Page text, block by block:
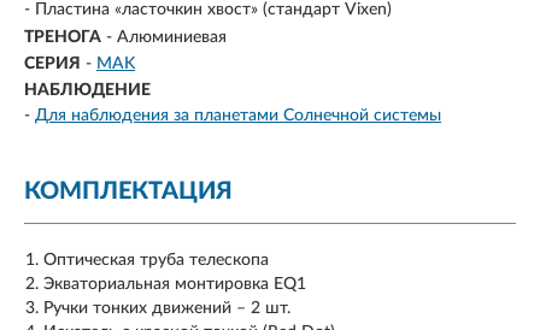
- Пластина «ласточкин хвост» (стандарт Vixen)
ТРЕНОГА - Алюминиевая
СЕРИЯ - MAK
НАБЛЮДЕНИЕ
- Для наблюдения за планетами Солнечной системы
КОМПЛЕКТАЦИЯ
Оптическая труба телескопа
Экваториальная монтировка EQ1
Ручки тонких движений – 2 шт.